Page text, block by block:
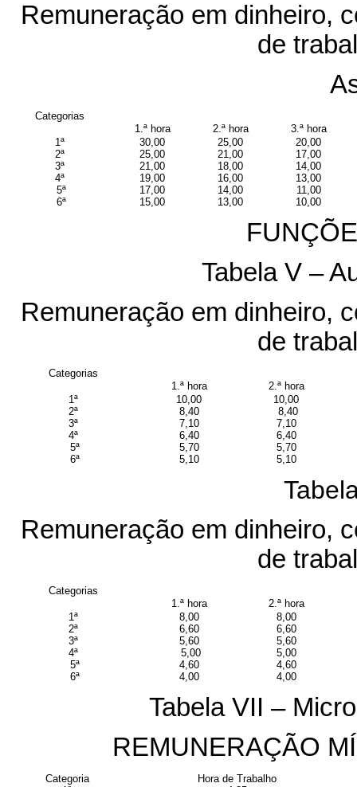
Remuneração em dinheiro,
de
Categorias
1.ª hora
2.ª hora
3.ª hora
1ª
30,00 25,00
20,00
2ª
25,00 21,00
17,00
3ª
21,00 18,00
14,00
4ª
19,00 16,00
13,00
5ª
17,00 14,00
11,00
6ª
15,00 13,00 10,00
Tabela V –
Remuneração em dinheiro,
de
Categorias
1.ª hora
2.ª hora
1ª
10,00
10,00
2ª
8,40
8,40
3ª
7,10
7,10
4ª
6,40
6,40
5ª
5,70
5,70
6ª
5,10 5,10
Remuneração em dinheiro,
de
Categorias
1.ª hora
2.ª hora
1ª
8,00
8,00
2ª
6,60
6,60
3ª
5,60
5,60
4ª
5,00
5,00
5ª
4,60
4,60
6ª
4,00 4,00
Tabela VII –
REMUNERAÇÃO
Categoria
Hora de Trabalho